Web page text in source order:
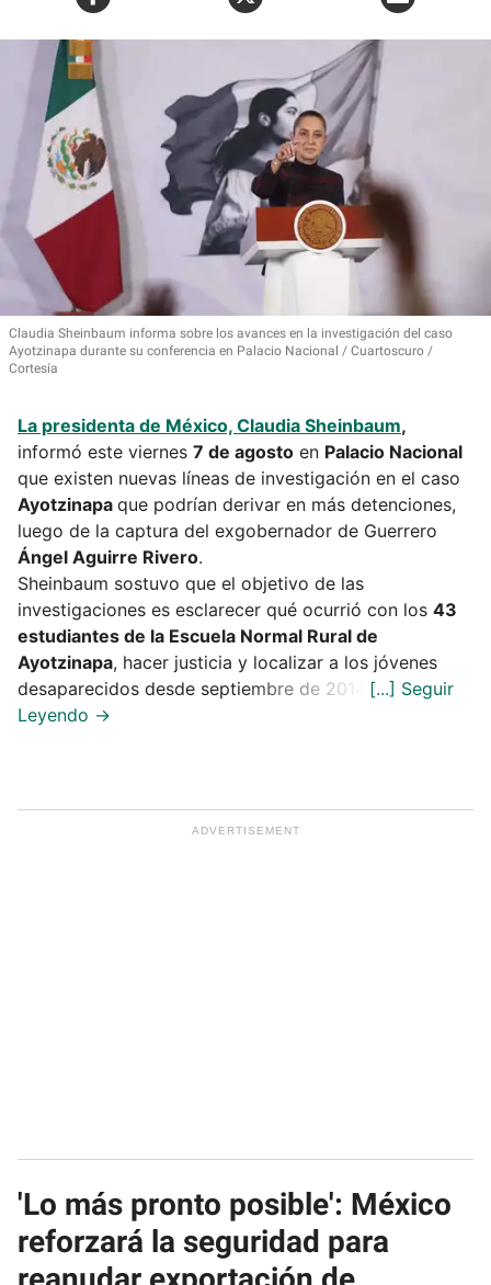
Claudia Sheinbaum informa sobre los avances en la investigación del caso
Ayotzinapa durante su conferencia en Palacio Nacional
Cuartoscuro /
Cortesía
La presidenta de México, Claudia Sheinbaum,
informó este viernes 7 de agosto en Palacio Nacional
que existen nuevas líneas de investigación en el caso
Ayotzinapa que podrían derivar en más detenciones,
luego de la captura del exgobernador de Guerrero
Ángel Aguirre Rivero.
Sheinbaum sostuvo que el objetivo de las
investigaciones es esclarecer qué ocurrió con los 43
estudiantes de la Escuela Normal Rural de
Ayotzinapa, hacer justicia y localizar a los jóvenes
desaparecidos desde septiembre de 2014.
'Lo más pronto posible': México
reforzará la seguridad para